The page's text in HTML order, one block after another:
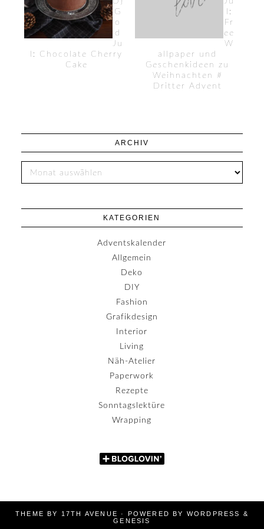
G
o
d
Ju
l: Chocolate Cherry
Cake
l:
Fr
ee
W
allpaper und
Geschenkideen zu
Weihnachten #
Dritter Advent
ARCHIV
KATEGORIEN
Adventskalender
Allgemein
Deko
DIY
Fashion
Grafikdesign
Interior
Living
Näh-Atelier
Paperwork
Rezepte
Sonntagslektüre
Wrapping
THEME BY 17TH AVENUE · POWERED BY WORDPRESS
&
GENESIS